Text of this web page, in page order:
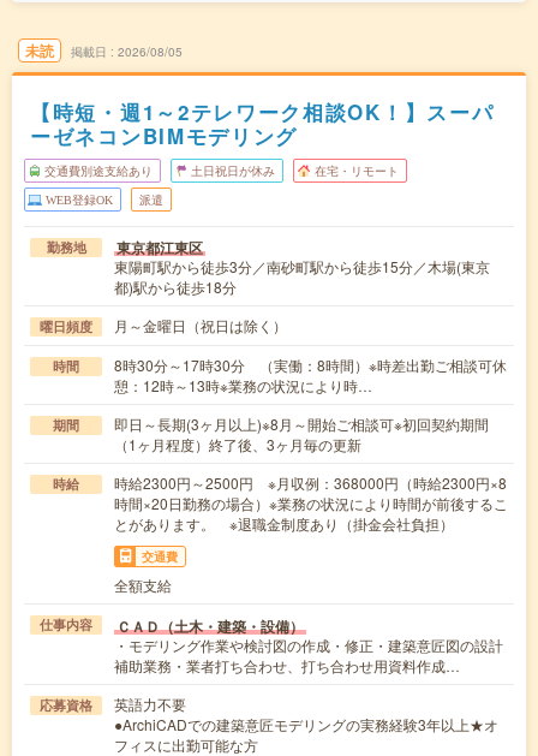
未読 掲載日 2026/08/05
【時短・週1～2テレワーク相談OK！】スーパ
ーゼネコンBIMモデリング
交通費別途支給あり 土日祝日が休み 在宅・リモート
WEB登録OK 派遣
勤務地 東京都江東区
東陽町駅から徒歩3分／南砂町駅から徒歩15分／木場(東京
都)駅から徒歩18分
曜日頻度 月～金曜日（祝日は除く）
時間
8時30分～17時30分 （実働：8時間）※時差出勤ご相談可休
憩：12時～13時※業務の状況により時…
期間
即日～長期(3ヶ月以上)※8月～開始ご相談可※初回契約期間
（1ヶ月程度）終了後、3ヶ月毎の更新
時給
時給2300円～2500円 ※月収例：368000円（時給2300円×8
時間×20日勤務の場合）※業務の状況により時間が前後するこ
とがあります。 ※退職金制度あり（掛金会社負担）
交通費
全額支給
仕事内容 ＣＡＤ（土木・建築・設備）
・モデリング作業や検討図の作成・修正・建築意匠図の設計
補助業務・業者打ち合わせ、打ち合わせ用資料作成…
応募資格
英語力不要
●ArchiCADでの建築意匠モデリングの実務経験3年以上★オ
フィスに出勤可能な方